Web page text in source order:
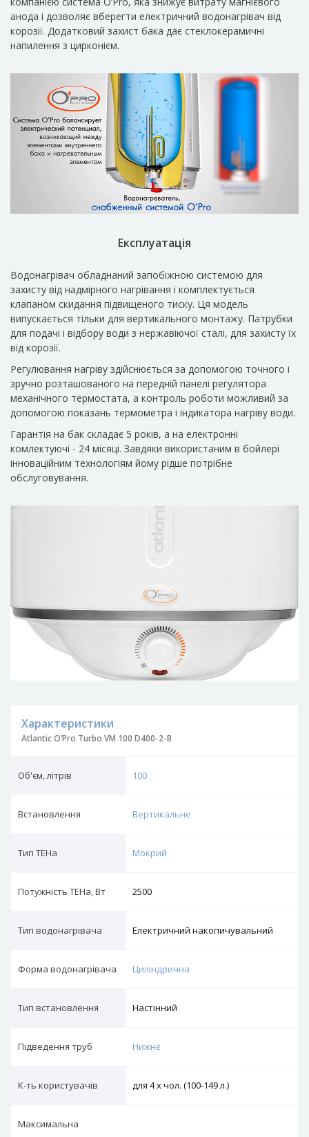
анода і дозволяє вберегти електричний водонагрівач від
корозії. Додатковий захист бака дає стеклокерамичні
напилення з цирконієм.
Експлуатація
Водонагрівач обладнаний запобіжною системою для
захисту від надмірного нагрівання і комплектується
клапаном скидання підвищеного тиску. Ця модель
випускається тільки для вертикального монтажу. Патрубки
для подачі і відбору води з нержавіючої сталі, для захисту їх
від корозії.
Регулювання нагріву здійснюється за допомогою точного і
зручно розташованого на передній панелі регулятора
механічного термостата, а контроль роботи можливий за
допомогою показань термометра і індикатора нагріву води.
Гарантія на бак складає 5 років, а на електронні
комлектуючі - 24 місяці. Завдяки використаним в бойлері
інноваційним технологіям йому рідше потрібне
обслуговування.
Характеристики
Atlantic O’Pro Turbo VM 100 D400-2-B
Об'єм, літрів 100
Встановлення Вертикальне
Тип ТЕНа Мокрий
Потужність ТЕНа, Вт 2500
Тип водонагрівача Електричний накопичувальний
Форма водонагрівача Циліндрична
Тип вcтановлення Настінний
Підведення труб Нижнє
К-ть користувачів для 4 х чол. (100-149 л.)
Максимальна